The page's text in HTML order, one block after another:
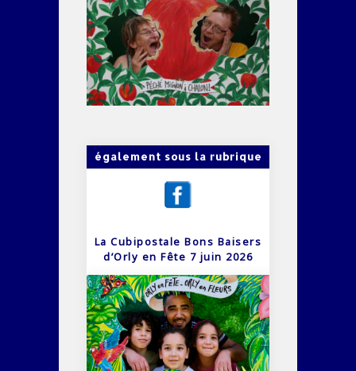
également sous la rubrique
La Cubipostale Bons Baisers
d’Orly en Fête 7 juin 2026